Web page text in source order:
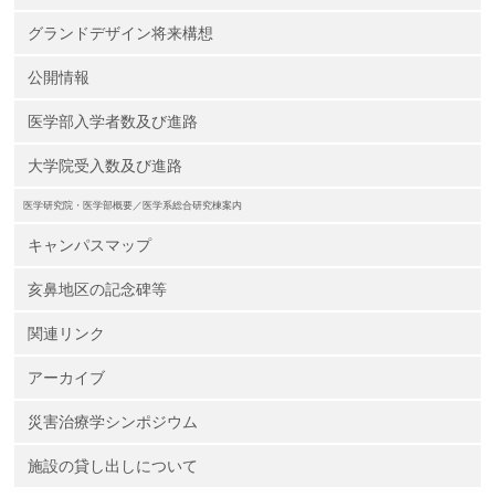
グランドデザイン将来構想
公開情報
医学部入学者数及び進路
大学院受入数及び進路
医学研究院・医学部概要／医学系総合研究棟案内
キャンパスマップ
亥鼻地区の記念碑等
関連リンク
アーカイブ
災害治療学シンポジウム
施設の貸し出しについて